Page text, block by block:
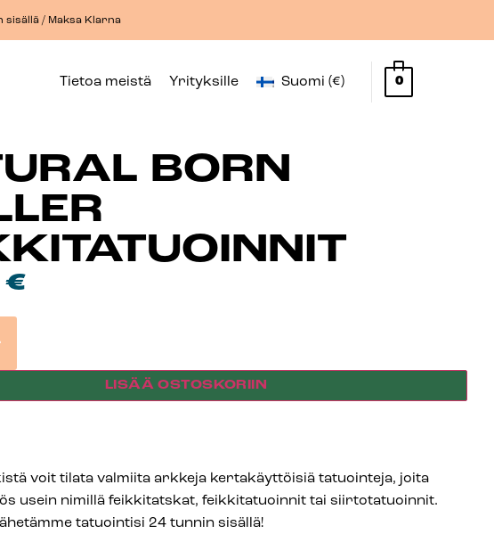
sisällä / Maksa Klarna
Tietoa meistä Yrityksille Suomi (€) 0
BORN
€
LISÄÄ OSTOSKORIIN
voit tilata valmiita arkkeja kertakäyttöisiä tatuointeja, joita
usein nimillä feikkitatskat, feikkitatuoinnit tai siirtotatuoinnit.
tatuointisi 24 tunnin sisällä!